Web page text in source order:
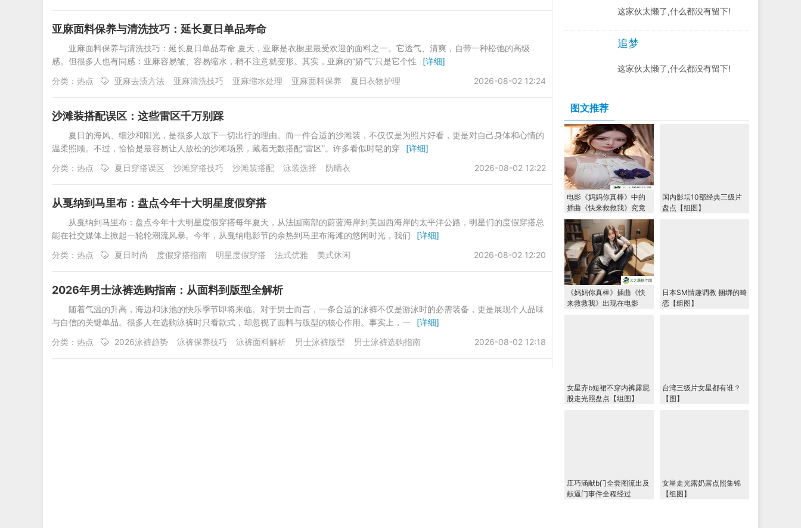
亚麻面料保养与清洗技巧：延长夏日单品寿命
亚麻面料保养与清洗技巧：延长夏日单品寿命 夏天，亚麻是衣橱里最受欢迎的面料之一。它透气、清爽，自带一种松弛的高级
感。但很多人也有同感：亚麻容易皱、容易缩水，稍不注意就变形。其实，亚麻的“娇气”只是它个性
[详细]
2026-08-02 12:24
分类： 热点 亚麻去渍方法 亚麻清洗技巧 亚麻缩水处理 亚麻面料保养 夏日衣物护理
沙滩装搭配误区：这些雷区千万别踩
夏日的海风、细沙和阳光，是很多人放下一切出行的理由。而一件合适的沙滩装，不仅仅是为照片好看，更是对自己身体和心情的
温柔照顾。不过，恰恰是最容易让人放松的沙滩场景，藏着无数搭配“雷区”。许多看似时髦的穿
[详细]
2026-08-02 12:22
分类： 热点 夏日穿搭误区 沙滩穿搭技巧 沙滩装搭配 泳装选择 防晒衣
从戛纳到马里布：盘点今年十大明星度假穿搭
从戛纳到马里布：盘点今年十大明星度假穿搭每年夏天，从法国南部的蔚蓝海岸到美国西海岸的太平洋公路，明星们的度假穿搭总
能在社交媒体上掀起一轮轮潮流风暴。今年，从戛纳电影节的余热到马里布海滩的悠闲时光，我们
[详细]
2026-08-02 12:20
分类： 热点 夏日时尚 度假穿搭指南 明星度假穿搭 法式优雅 美式休闲
2026年男士泳裤选购指南：从面料到版型全解析
随着气温的升高，海边和泳池的快乐季节即将来临。对于男士而言，一条合适的泳裤不仅是游泳时的必需装备，更是展现个人品味
与自信的关键单品。很多人在选购泳裤时只看款式，却忽视了面料与版型的核心作用。事实上，一
[详细]
2026-08-02 12:18
分类： 热点 2026泳裤趋势 泳裤保养技巧 泳裤面料解析 男士泳裤版型 男士泳裤选购指南
这家伙太懒了,什么都没有留下!
追梦
这家伙太懒了,什么都没有留下!
图文推荐
电影《妈妈你真棒》中的
插曲《快来救救我》究竟
有何特别之处？
国内影坛10部经典三级片
盘点【组图】
《妈妈你真棒》插曲《快
来救救我》出现在电影
日本SM情趣调教 捆绑的畸
恋【组图】
女星齐b短裙不穿内裤露屁
股走光照盘点【组图】
台湾三级片女星都有谁？
【图】
庄巧涵献b门全套图流出及
献逼门事件全程经过
女星走光露奶露点照集锦
【组图】